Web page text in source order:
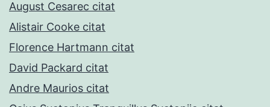
August Cesarec citat
Alistair Cooke citat
Florence Hartmann citat
David Packard citat
Andre Maurios citat